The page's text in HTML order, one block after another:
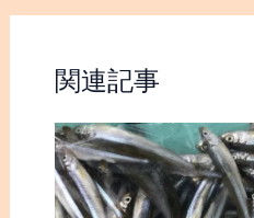
関連記事